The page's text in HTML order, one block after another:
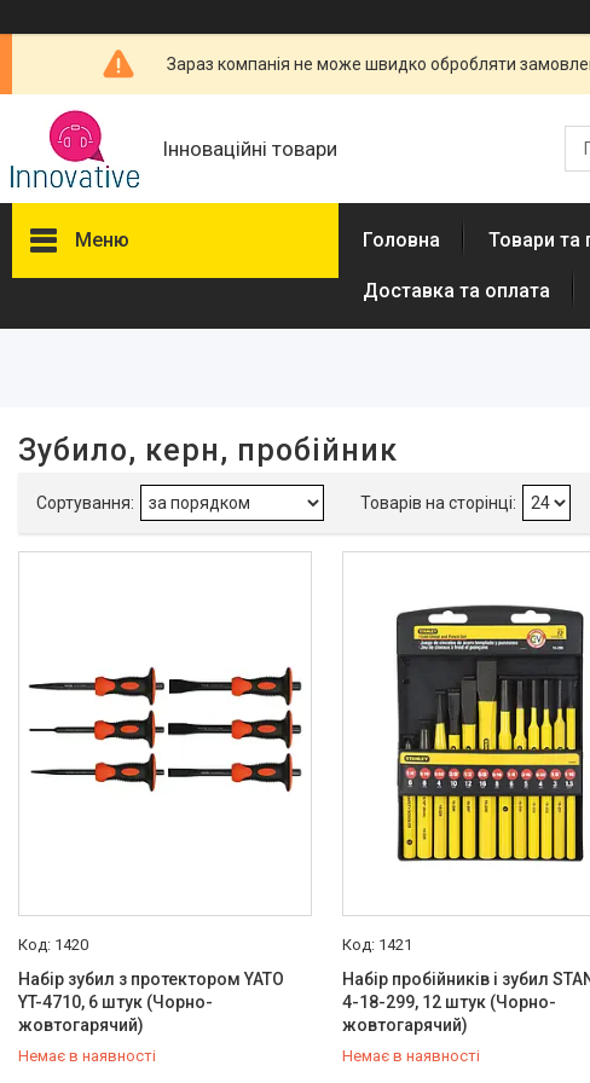
Зараз компанія не може швидко обробляти
Інноваційні товари
Меню
Stanley 1
Yato 1
Новини
Про нас
Відгуки
Головна Товари та
Доставка та оплата
Зубило, керн, пробійник
1420
Набір зубил з протектором YATO
YT-4710, 6 штук (Чорно-
жовтогарячий)
Немає в наявності
1421
Набір пробійників і зубил
4-18-299, 12 штук (Чорно-
жовтогарячий)
Немає в наявності